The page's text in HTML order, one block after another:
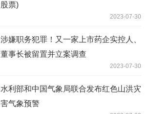
股票)
2023-07-30
涉嫌职务犯罪！又一家上市药企实控人、
董事长被留置并立案调查
2023-07-30
水利部和中国气象局联合发布红色山洪灾
害气象预警